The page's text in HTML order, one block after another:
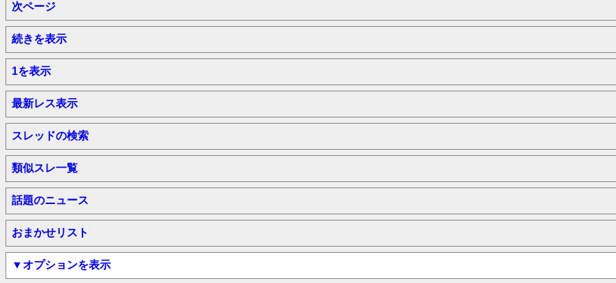
次ページ
続きを表示
1を表示
最新レス表示
スレッドの検索
類似スレ一覧
話題のニュース
おまかせリスト
▼オプションを表示